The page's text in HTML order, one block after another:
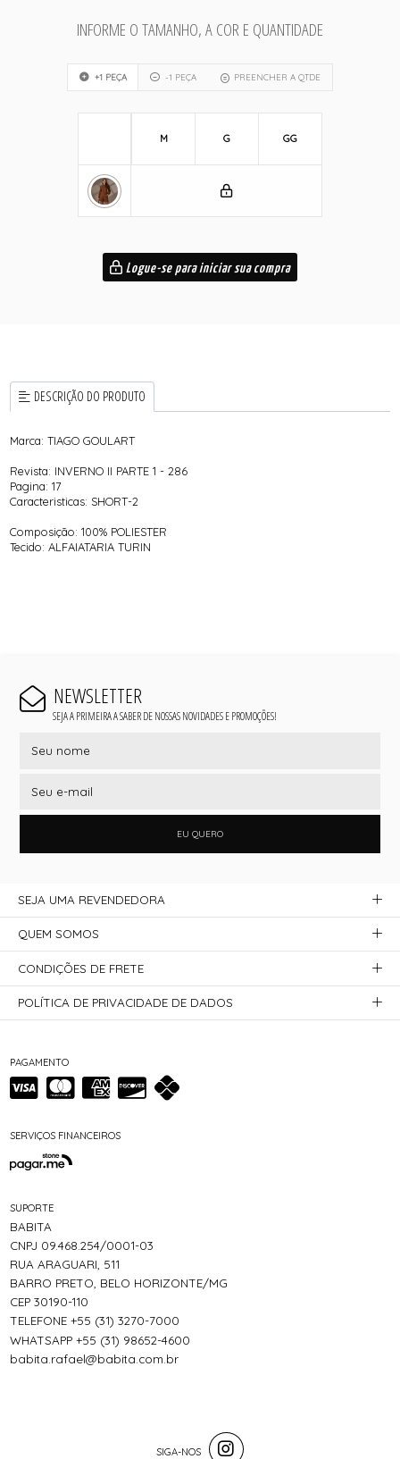
INFORME O TAMANHO, A COR E QUANTIDADE
+1 PEÇA -1 PEÇA PREENCHER A QTDE
M G GG
Logue-se para iniciar sua compra
DESCRIÇÃO DO PRODUTO
Marca: TIAGO GOULART
Revista: INVERNO II PARTE 1 - 286
Pagina: 17
Caracteristicas: SHORT-2
Composição: 100% POLIESTER
Tecido: ALFAIATARIA TURIN
NEWSLETTER
SEJA A PRIMEIRA A SABER DE NOSSAS NOVIDADES E PROMOÇÕES!
EU QUERO
PAGAMENTO
SERVIÇOS FINANCEIROS
SUPORTE
BABITA
CNPJ 09.468.254/0001-03
RUA ARAGUARI, 511
BARRO PRETO, BELO HORIZONTE/MG
CEP 30190-110
TELEFONE +55 (31) 3270-7000
WHATSAPP +55 (31) 98652-4600
babita.rafael@babita.com.br
SEJA UMA REVENDEDORA
QUEM SOMOS
CONDIÇÕES DE FRETE
POLÍTICA DE PRIVACIDADE DE DADOS